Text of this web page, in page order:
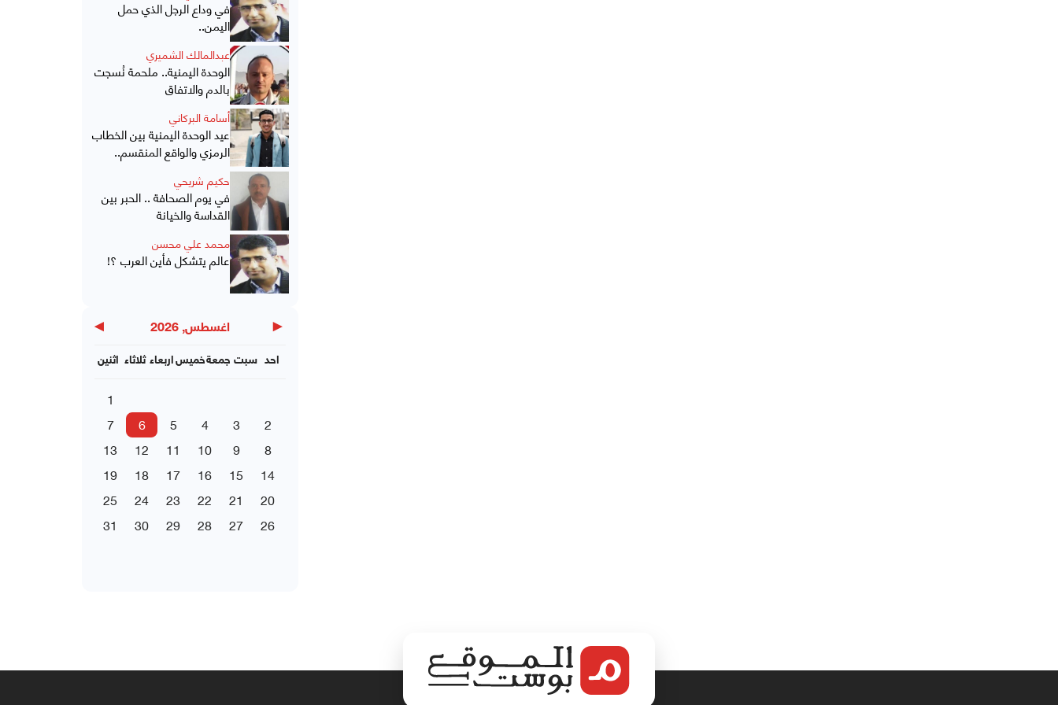
في وداع الرجل الذي حمل
اليمن..
عبدالمالك الشميري
الوحدة اليمنية.. ملحمة نُسجت
بالدم والاتفاق
أسامة البركاني
عيد الوحدة اليمنية بين الخطاب
الرمزي والواقع المنقسم..
حكيم شريحي
في يوم الصحافة .. الحبر بين
القداسة والخيانة
محمد علي محسن
عالم يتشكل فأين العرب ؟!
◀ اغسطس, 2026 ▶
اثنين ثلاثاء اربعاءخميسجمعة سبت احد
1
2
3
4
5
6
7
8
9
10
11
12
13
14
15
16
17
18
19
20
21
22
23
24
25
26
27
28
29
30
31